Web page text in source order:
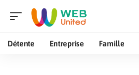
Détente Entreprise Famille